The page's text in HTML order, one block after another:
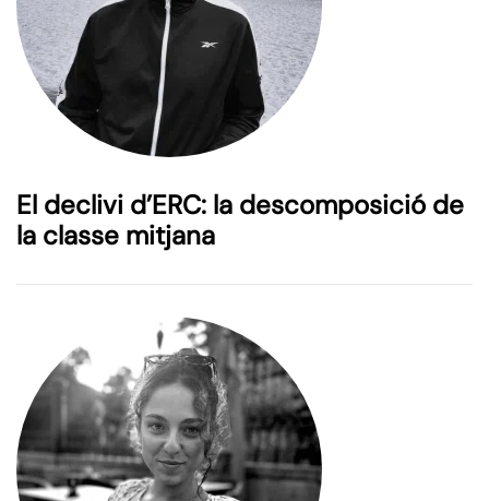
El declivi d’ERC: la descomposició de
la classe mitjana